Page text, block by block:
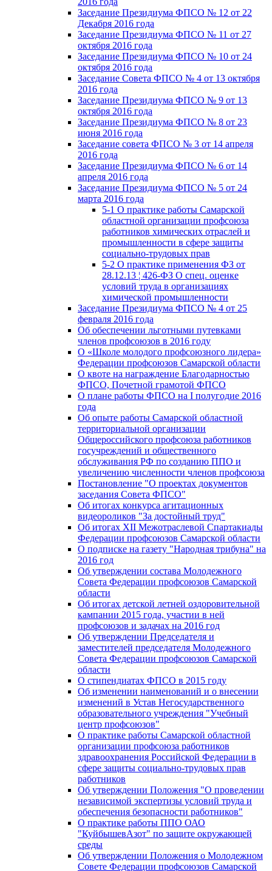
Заседание Президиума ФПСО № 12 от 22
Декабря 2016 года
Заседание Президиума ФПСО № 11 от 27
октября 2016 года
Заседание Президиума ФПСО № 10 от 24
октября 2016 года
Заседание Совета ФПСО № 4 от 13 октября
2016 года
Заседание Президиума ФПСО № 9 от 13
октября 2016 года
Заседание Президиума ФПСО № 8 от 23
июня 2016 года
Заседание совета ФПСО № 3 от 14 апреля
2016 года
Заседание Президиума ФПСО № 6 от 14
апреля 2016 года
Заседание Президиума ФПСО № 5 от 24
марта 2016 года
5-1 О практике работы Самарской
областной организации профсоюза
работников химических отраслей и
промышленности в сфере защиты
социально-трудовых прав
5-2 О практике применения ФЗ от
28.12.13 ¦ 426-ФЗ О спец. оценке
условий труда в организациях
химической промышленности
Заседание Президиума ФПСО № 4 от 25
февраля 2016 года
Об обеспечении льготными путевками
членов профсоюзов в 2016 году
О «Школе молодого профсоюзного лидера»
Федерации профсоюзов Самарской области
О квоте на награждение Благодарностью
ФПСО, Почетной грамотой ФПСО
О плане работы ФПСО на I полугодие 2016
года
Об опыте работы Самарской областной
территориальной организации
Общероссийского профсоюза работников
госучреждений и общественного
обслуживания РФ по созданию ППО и
увеличению численности членов профсоюза
Постановление "О проектах документов
заседания Совета ФПСО"
Об итогах конкурса агитационных
видеороликов "За достойный труд"
Об итогах XII Межотраслевой Спартакиады
Федерации профсоюзов Самарской области
О подписке на газету "Народная трибуна" на
2016 год
Об утверждении состава Молодежного
Совета Федерации профсоюзов Самарской
области
Об итогах детской летней оздоровительной
кампании 2015 года, участии в ней
профсоюзов и задачах на 2016 год
Об утверждении Председателя и
заместителей председателя Молодежного
Совета Федерации профсоюзов Самарской
области
О стипендиатах ФПСО в 2015 году
Об изменении наименований и о внесении
изменений в Устав Негосударственного
образовательного учреждения "Учебный
центр профсоюзов"
О практике работы Самарской областной
организации профсоюза работников
здравоохранения Российской Федерации в
сфере защиты социально-трудовых прав
работников
Об утверждении Положения "О проведении
независимой экспертизы условий труда и
обеспечения безопасности работников"
О практике работы ППО ОАО
"КуйбышевАзот" по защите окружающей
среды
Об утверждении Положения о Молодежном
Совете Федерации профсоюзов Самарской